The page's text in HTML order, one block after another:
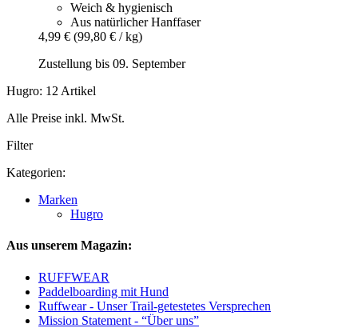
Weich & hygienisch
Aus natürlicher Hanffaser
4,99 € (99,80 € / kg)
Zustellung bis 09. September
Hugro: 12 Artikel
Alle Preise inkl. MwSt.
Filter
Kategorien:
Marken
Hugro
Aus unserem Magazin:
RUFFWEAR
Paddelboarding mit Hund
Ruffwear - Unser Trail-getestetes Versprechen
Mission Statement - “Über uns”